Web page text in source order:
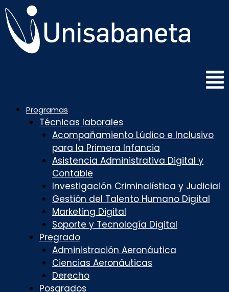
Saltar
al
contenido
Programas
Técnicas laborales
Acompañamiento Lúdico e Inclusivo
para la Primera Infancia
Asistencia Administrativa Digital y
Contable
Investigación Criminalística y Judicial
Gestión del Talento Humano Digital
Marketing Digital
Soporte y Tecnología Digital
Pregrado
Administración Aeronáutica
Ciencias Aeronáuticas
Derecho
Posgrados